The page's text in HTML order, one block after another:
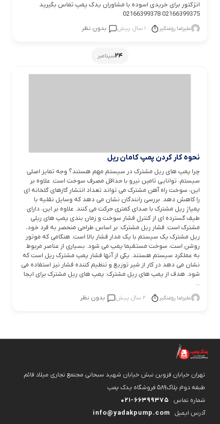
انژکتور برای خریدی اسوده با مشاوران یدک پمپ تماس بگیرید
02166399375 02166399378
علیرضا روغنگیر 1 سال پیش بدون نظر
24سپتامبر
نحوه کار کردن پمپ کامان ریل
چرا پمپ های ریل مشترک در سیستم مهم هستند؟ وجه تمایز اصلی
سیستم، توانایی تامین نیرو با حداقل مصرف سوخت است. علاوه بر
این، سوخت راه آهن مشترک می تواند تعداد انتشار گازهای گلخانه ای
را کاهش دهد. بررسی رانندگان نشان می دهد که وسایل نقلیه با
پمپاژ ریل مشترک با صدای کمتری حرکت می کنند. علاوه بر این، دارای
طیف گسترده ای از کنترل فشار سوخت و زمان بندی پمپ های ریلی
مشترک است. فشار ریل مشترک: بر اساس طراحی منحصر به فرد خود،
ریل مشترک یک سیستم با یک مدار فشار بالا است. هنگامی که موتور
روشن است، سوخت مستقیما پمپ می شود. بسیاری از عناصر مربوط
به عملکرد سیستم هستند. یکی از آنها فشار پمپ مشترک ریل است که
نشان می دهد در کار از شیر توزیع و تنظیم کننده فشار نیز استفاده می
شود. هدف از پمپ های ریل مشترک: پمپ های ریل مشترک برای ایجا
...
علیرضا روغنگیر 2 سال پیش بدون نظر
تهران خیابان قزوین نبش خیابان شهید سبحانی مجتمع تجاری میلاد قائم
طبقه دوم پلاک۵۸۹ فروشگاه یدک پمپ
شماره تماس
021-66399375
آدرس ایمیل
info@yadakpump.com